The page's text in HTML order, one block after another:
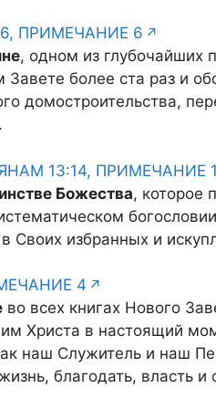
ПРИМЕЧАНИЕ 6
, одном из глубочайших
более ста раз и
домостроительства,
13:14, ПРИМЕЧАНИЕ 1
Божества, которое
Своих избранных и
4
во всех книгах Нового
Христа в настоящий
наш Служитель и наш
благодать, власть